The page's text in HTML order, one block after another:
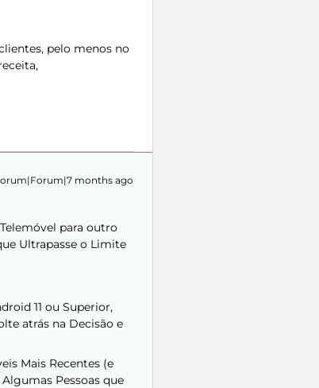
pelo menos no
months ago
para outro
Ultrapasse o Limite
11 ou Superior,
atrás na Decisão e
Mais Recentes (e
Pessoas que